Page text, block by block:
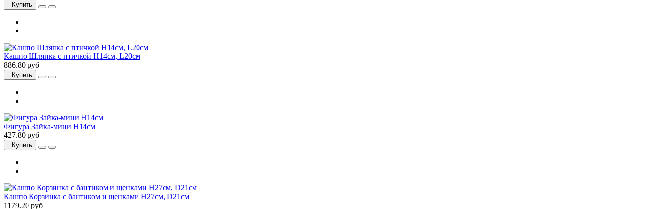
Купить
Кашпо Шляпка с птичкой H14см, L20см
886.80 руб
Купить
Фигура Зайка-мини H14см
427.80 руб
Купить
Кашпо Корзинка с бантиком и щенками H27см, D21см
1179.20 руб